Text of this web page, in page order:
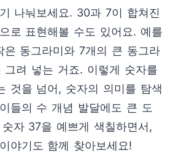
나눠보세요. 30과 7이 합쳐진
로 표현해볼 수도 있어요. 예를
은 동그라미와 7개의 큰 동그라
그려 넣는 거죠. 이렇게 숫자를
것을 넘어, 숫자의 의미를 탐색
들의 수 개념 발달에도 큰 도
자 37을 예쁘게 색칠하면서,
야기도 함께 찾아보세요!